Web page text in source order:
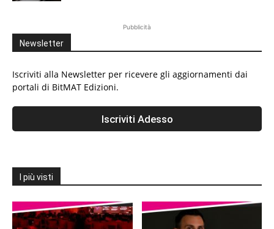
Pubblicità
Newsletter
Iscriviti alla Newsletter per ricevere gli aggiornamenti dai
portali di BitMAT Edizioni.
I più visti